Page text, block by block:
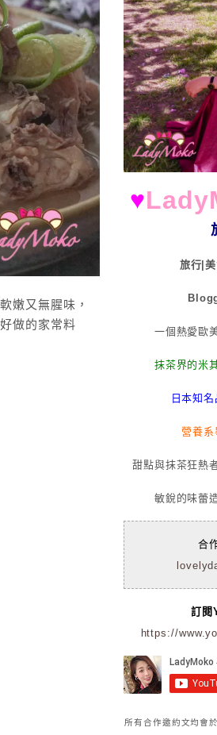
嫩又無腥味，
做的家常料
♥
旅行|
一個熱愛歐
抹茶界的米
日本知
營養系
甜點與抹茶狂熱
敏銳的味蕾
合
訂閱
https://
所有合作邀約文均會